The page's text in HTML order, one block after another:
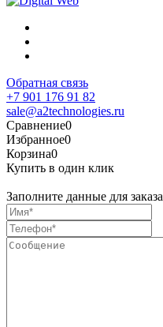
Обратная связь
+7 901 176 91 82
sale@a2technologies.ru
Сравнение0
Избранное0
Корзина0
Купить в один клик
Заполните данные для заказа